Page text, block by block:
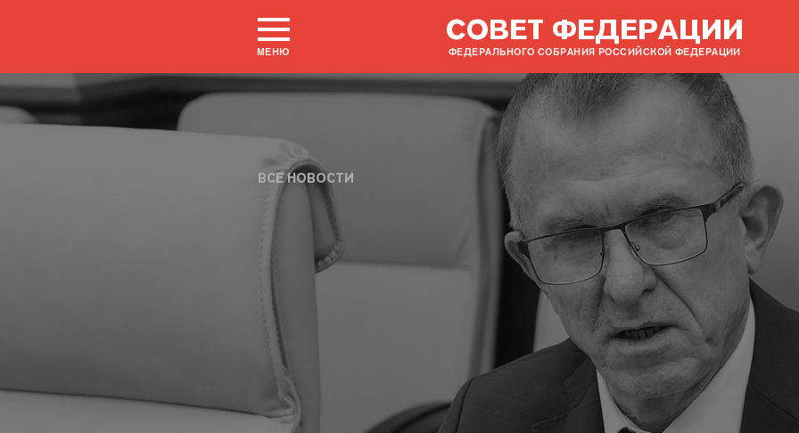
МЕНЮ
СОВЕТ ФЕДЕРАЦИИ
ФЕДЕРАЛЬНОГО СОБРАНИЯ РОССИЙСКОЙ ФЕДЕРАЦИИ
ВСЕ НОВОСТИ